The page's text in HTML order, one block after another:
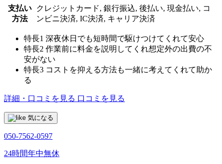
支払い
方法
クレジットカード, 銀行振込, 後払い, 現金払い, コ
ンビニ決済, IC決済, キャリア決済
特長1 深夜休日でも短時間で駆けつけてくれて安心
特長2 作業前に料金を説明してくれ想定外の出費の不
安がない
特長3 コストを抑える方法も一緒に考えてくれて助か
る
詳細・口コミを見る 口コミを見る
気になる
050-7562-0597
24時間年中無休